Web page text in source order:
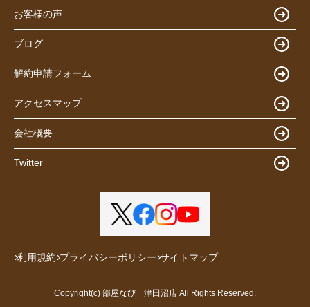
お客様の声
ブログ
解約申請フォーム
アクセスマップ
会社概要
Twitter
利用規約 プライバシーポリシー サイトマップ
Copyright(c) 部屋なび 津田沼店 All Rights Reserved.